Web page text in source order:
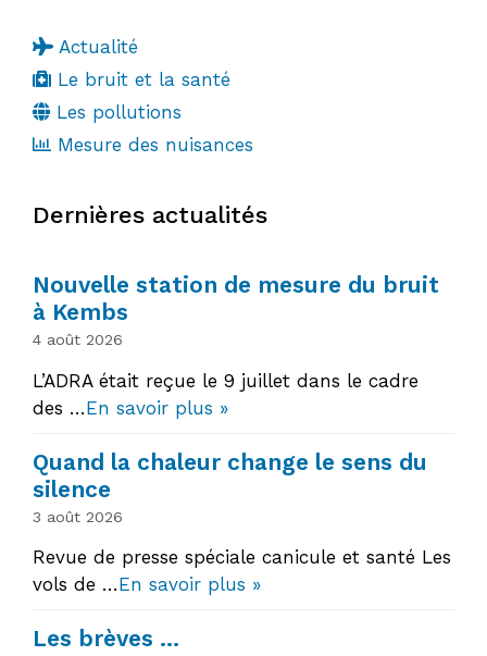
Actualité
Le bruit et la santé
Les pollutions
Mesure des nuisances
Dernières actualités
Nouvelle station de mesure du bruit
à Kembs
4 août 2026
L’ADRA était reçue le 9 juillet dans le cadre
des …En savoir plus »
Quand la chaleur change le sens du
silence
3 août 2026
Revue de presse spéciale canicule et santé Les
vols de …En savoir plus »
Les brèves …